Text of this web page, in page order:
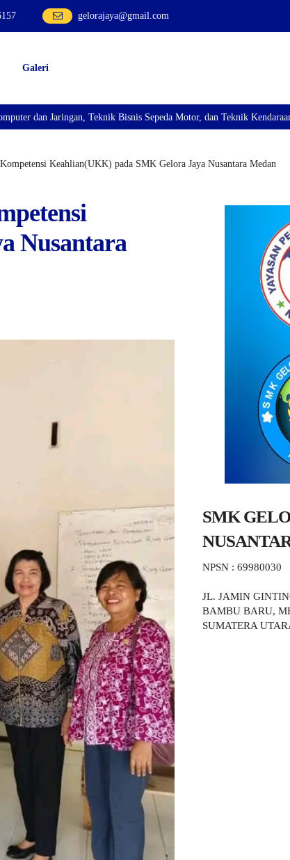
gelorajaya@gmail.com
Galeri
Sepeda Motor, dan Teknik Kendaraan Ringan Dan membuka
Keahlian(UKK) pada SMK Gelora Jaya Nusantara Medan
Nusantara
SMK
NPSN : 69980030
JL. JAMIN
BAMBU BARU,
SUMATERA